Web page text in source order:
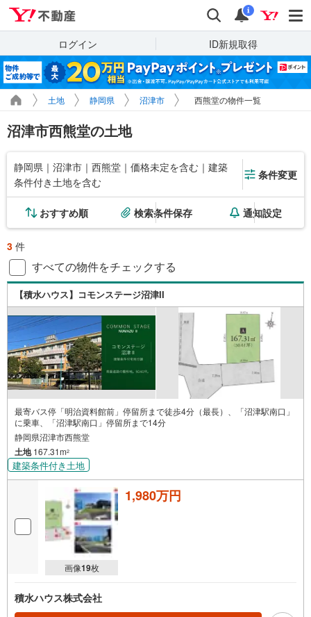
検索 通知
i
ログイン ID新規取得
土地 静岡県 沼津市 西熊堂の物件一覧
沼津市西熊堂の土地
静岡県｜沼津市｜西熊堂｜価格未定を含む｜建築
条件付き土地を含む
条件変更
おすすめ順 検索条件保存 通知設定
3 件
すべての物件をチェックする
【積水ハウス】コモンステージ沼津II
最寄バス停「明治資料館前」停留所まで徒歩4分（最長）、「沼津駅南口」
に乗車、「沼津駅南口」停留所まで14分
静岡県沼津市西熊堂
土地167.31m2
建築条件付き土地
画像19枚
1,980万円
積水ハウス株式会社